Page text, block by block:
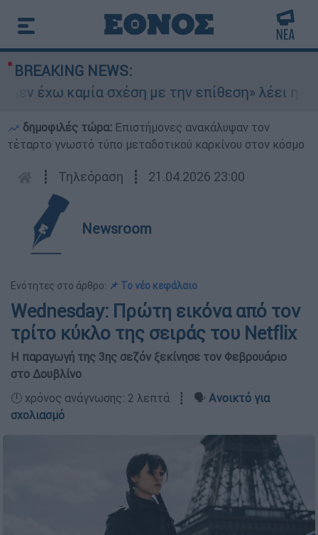
BREAKING NEWS:
έχω καμία σχέση με την επίθεση» λέει η
δημοφιλές τώρα: Επιστήμονες ανακάλυψαν τον
τέταρτο γνωστό τύπο μεταδοτικού καρκίνου στον κόσμο
┋ Τηλεόραση ┋ 21.04.2026 23:00
Newsroom
Ενότητες στο άρθρο: 📌 Το νέο κεφάλαιο
Wednesday: Πρώτη εικόνα από τον
τρίτο κύκλο της σειράς του Netflix
Η παραγωγή της 3ης σεζόν ξεκίνησε τον Φεβρουάριο
στο Δουβλίνο
🕛 χρόνος ανάγνωσης: 2 λεπτά ┋ 🗣️ Ανοικτό για
σχολιασμό